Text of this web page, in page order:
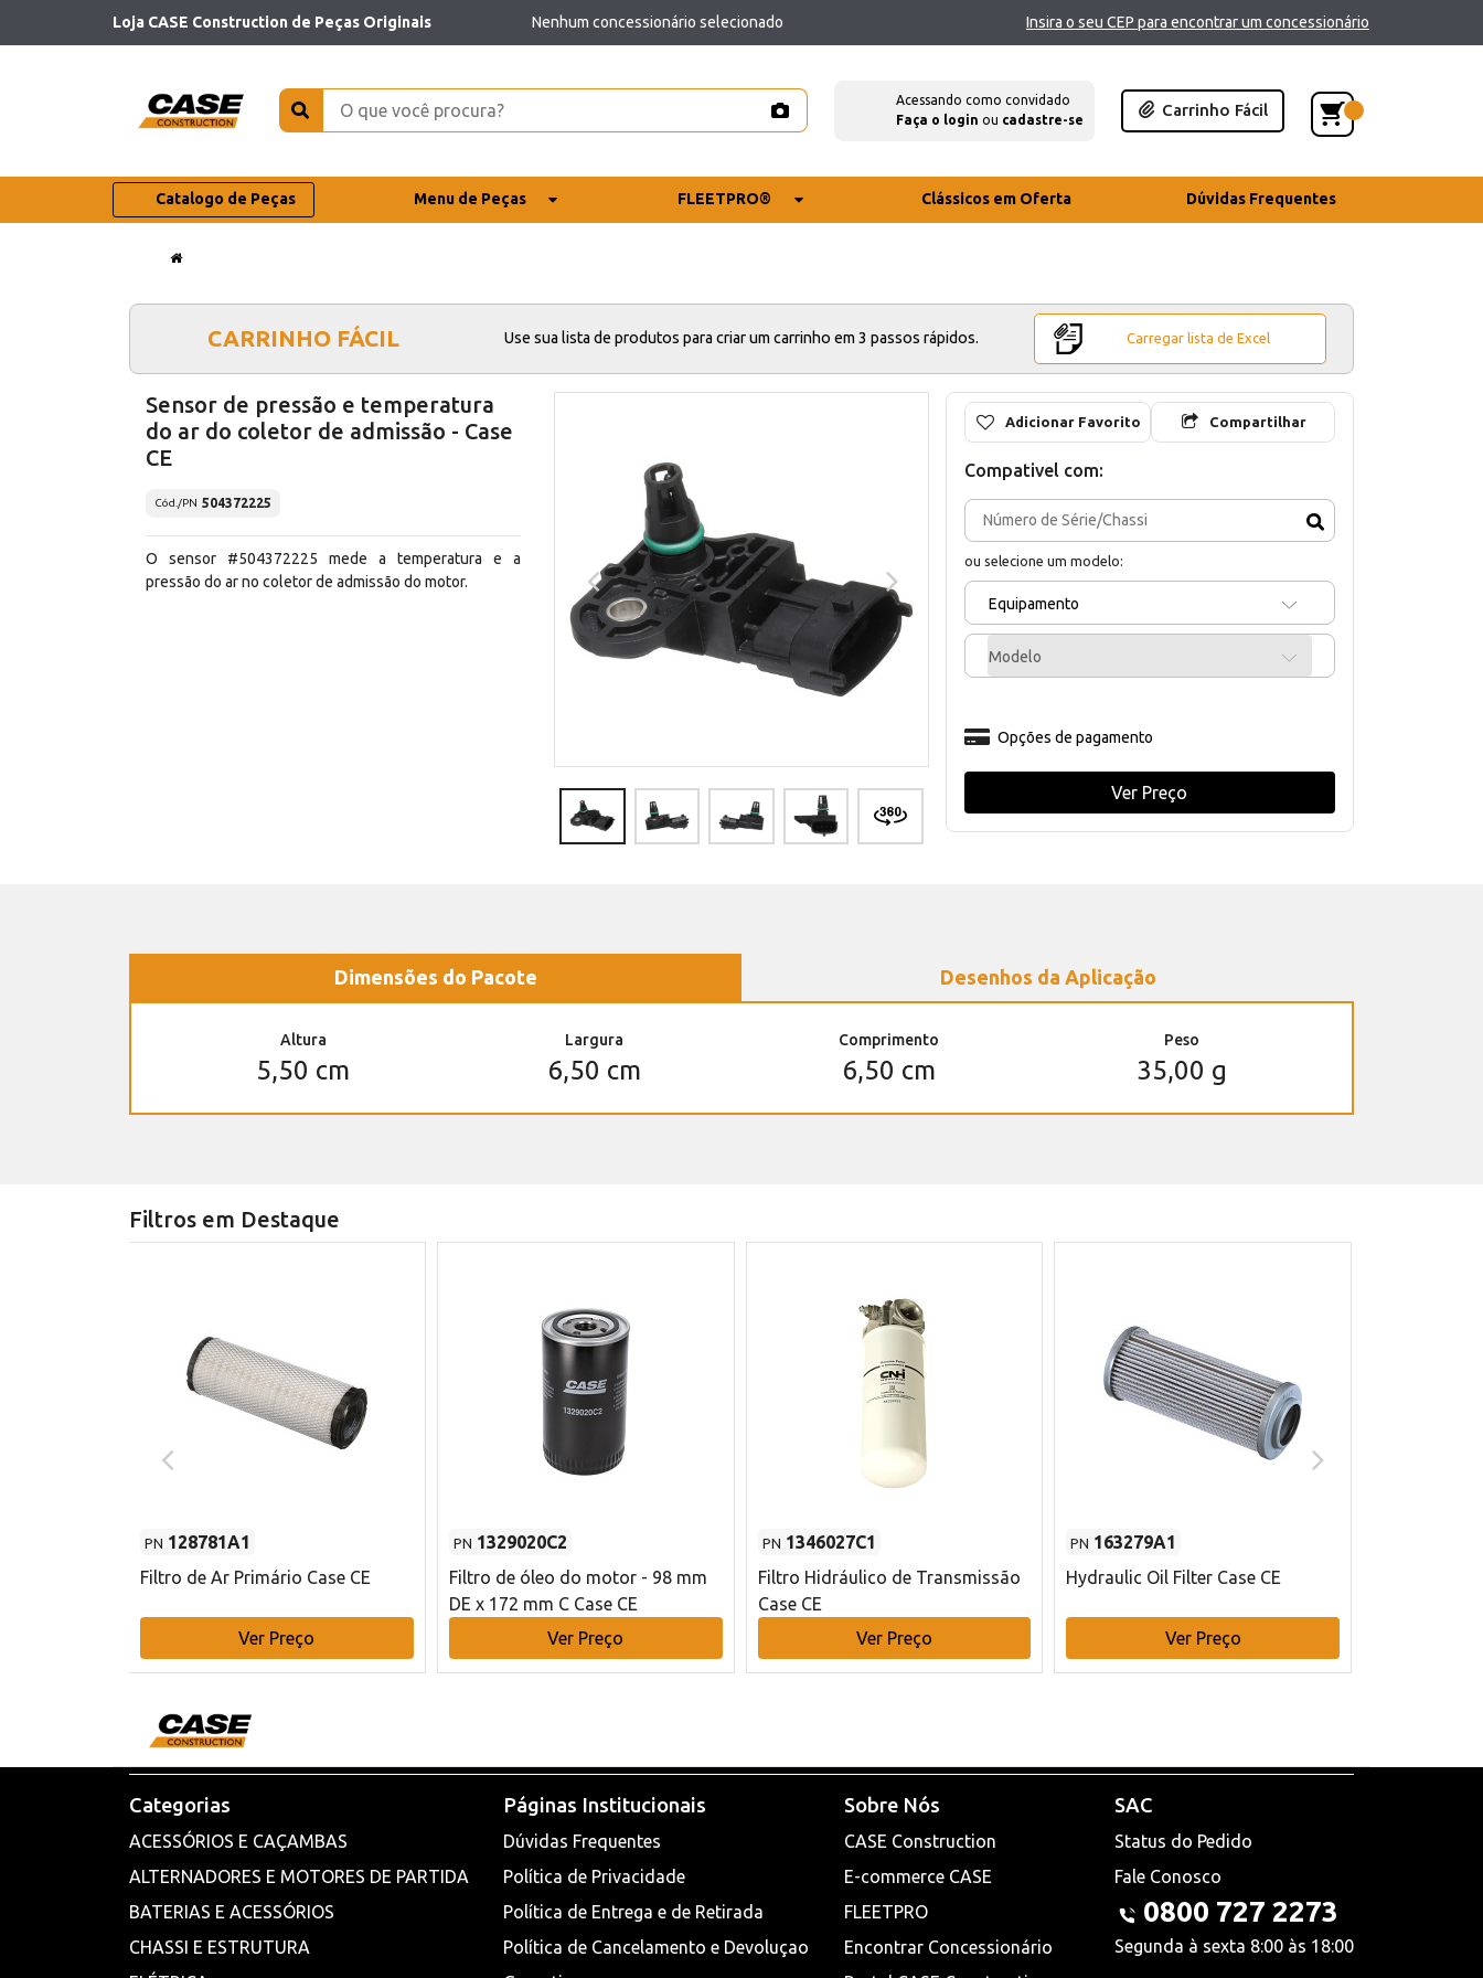
Loja CASE Construction de Peças Originais Nenhum concessionário selecionado Insira o seu CEP para encontrar um concessionário
Acessando como convidado
Faça o login ou cadastre-se
Carrinho Fácil
Catalogo de Peças Menu de Peças FLEETPRO® Clássicos em Oferta Dúvidas Frequentes
CARRINHO FÁCIL Use sua lista de produtos para criar um carrinho em 3 passos rápidos. Carregar lista de Excel
Sensor de pressão e temperatura
do ar do coletor de admissão - Case
CE
Cód./PN 504372225
O sensor #504372225 mede a temperatura e a
pressão do ar no coletor de admissão do motor.
Adicionar Favorito Compartilhar
Compativel com:
ou selecione um modelo:
Equipamento
Modelo
Opções de pagamento
Ver Preço
Dimensões do Pacote Desenhos da Aplicação
Altura
5,50 cm
Largura
6,50 cm
Comprimento
6,50 cm
Peso
35,00 g
Filtros em Destaque
PN 128781A1
Filtro de Ar Primário Case CE
Ver Preço
PN 1329020C2
Filtro de óleo do motor - 98 mm
DE x 172 mm C Case CE
Ver Preço
PN 1346027C1
Filtro Hidráulico de Transmissão
Case CE
Ver Preço
PN 163279A1
Hydraulic Oil Filter Case CE
Ver Preço
Categorias
ACESSÓRIOS E CAÇAMBAS
ALTERNADORES E MOTORES DE PARTIDA
BATERIAS E ACESSÓRIOS
CHASSI E ESTRUTURA
Páginas Institucionais
Dúvidas Frequentes
Política de Privacidade
Política de Entrega e de Retirada
Política de Cancelamento e Devoluçao
Sobre Nós
CASE Construction
E-commerce CASE
FLEETPRO
Encontrar Concessionário
SAC
Status do Pedido
Fale Conosco
0800 727 2273
Segunda à sexta 8:00 às 18:00